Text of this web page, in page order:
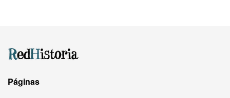
Páginas